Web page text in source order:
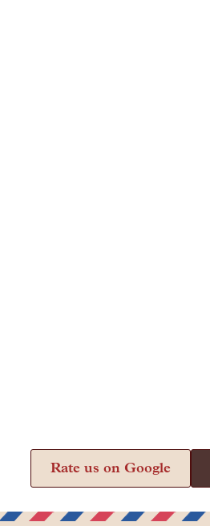
Rate us on Google